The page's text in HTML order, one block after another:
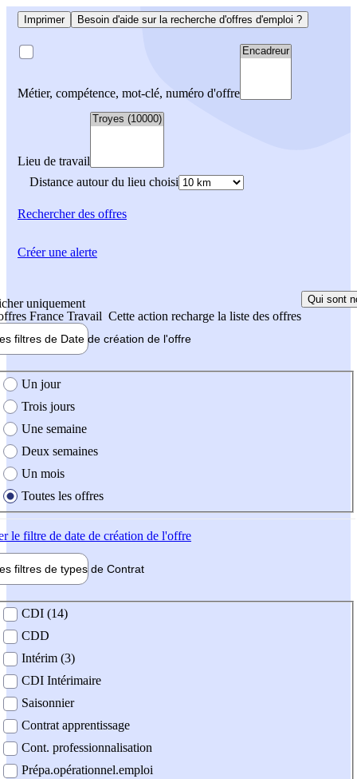
Imprimer Besoin d'aide sur la recherche d'offres d'emploi ?
Métier, compétence, mot-clé, numéro d'offre
Lieu de travail
Distance autour du lieu choisi
Rechercherdes offres
uniquement
France Travail Cette action recharge la liste des offres
Qui sont
filtres de Date de création de l'offre
création de l'offre
Un jour
Trois jours
Une semaine
Deux semaines
Un mois
Toutes les offres
le filtre de date de création de l'offre
filtres de types de Contrat
contrat
CDI (14)
CDD
Intérim (3)
CDI Intérimaire
Saisonnier
Contrat apprentissage
Cont. professionnalisation
Prépa.opérationnel.emploi
Créer une alerte